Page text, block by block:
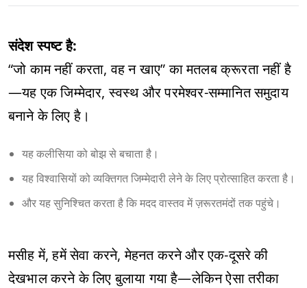
संदेश स्पष्ट है:
“जो काम नहीं करता, वह न खाए” का मतलब क्रूरता नहीं है
—यह एक जिम्मेदार, स्वस्थ और परमेश्वर-सम्मानित समुदाय
बनाने के लिए है।
यह कलीसिया को बोझ से बचाता है।
यह विश्वासियों को व्यक्तिगत जिम्मेदारी लेने के लिए प्रोत्साहित करता है।
और यह सुनिश्चित करता है कि मदद वास्तव में ज़रूरतमंदों तक पहुंचे।
मसीह में, हमें सेवा करने, मेहनत करने और एक-दूसरे की
देखभाल करने के लिए बुलाया गया है—लेकिन ऐसा तरीका